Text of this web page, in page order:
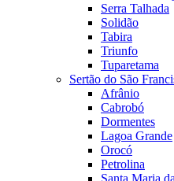
Serra Talhada
Solidão
Tabira
Triunfo
Tuparetama
Sertão do São
Afrânio
Cabrobó
Dormentes
Lagoa Grande
Orocó
Petrolina
Santa Maria